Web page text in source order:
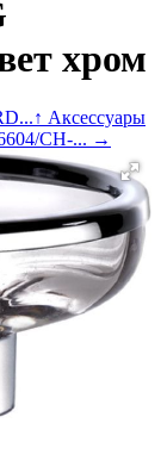
хром
↑ Аксессуары
CH-... →